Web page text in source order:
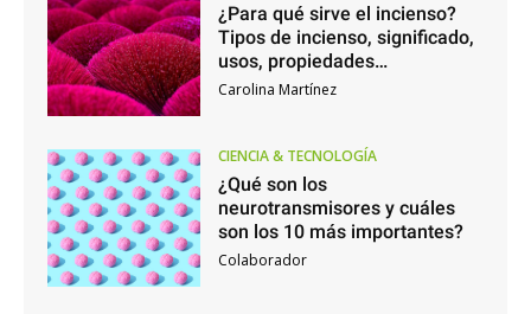
¿Para qué sirve el incienso?
Tipos de incienso, significado,
usos, propiedades…
Carolina Martínez
CIENCIA & TECNOLOGÍA
¿Qué son los
neurotransmisores y cuáles
son los 10 más importantes?
Colaborador